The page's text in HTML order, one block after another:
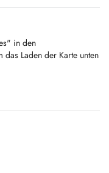
in den
das Laden der Karte unten